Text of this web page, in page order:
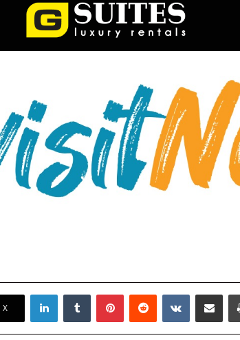
X
LinkedInTumblr PinterestReddit VKontakte
E-Posta